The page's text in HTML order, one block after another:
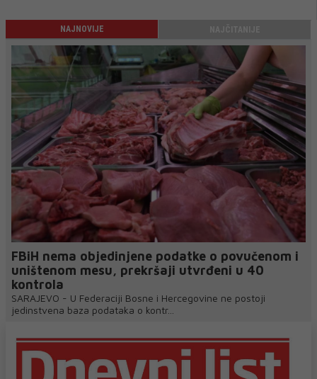
NAJNOVIJE
FBiH nema objedinjene podatke o povučenom i
uništenom mesu, prekršaji utvrđeni u 40
kontrola
SARAJEVO - U Federaciji Bosne i Hercegovine ne postoji
jedinstvena baza podataka o kontr...